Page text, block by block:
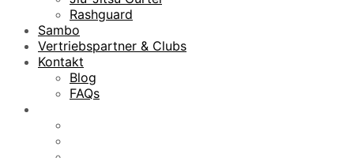
Rashguard
Sambo
Vertriebspartner & Clubs
Kontakt
Blog
FAQs